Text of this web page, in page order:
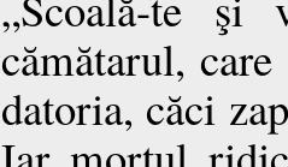
cămătarul,
datoria, căci